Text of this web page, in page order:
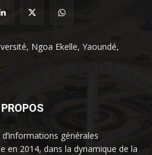
Ngoa Ekelle, Yaoundé,
générales
en 2014, dans la dynamique de la